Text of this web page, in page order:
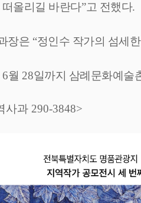
올리길 바란다”고 전했다.
장은 “정인수 작가의 섬세
6월 28일까지 삼례문화예술
사과 290-3848>